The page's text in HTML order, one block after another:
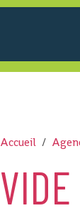
Accueil